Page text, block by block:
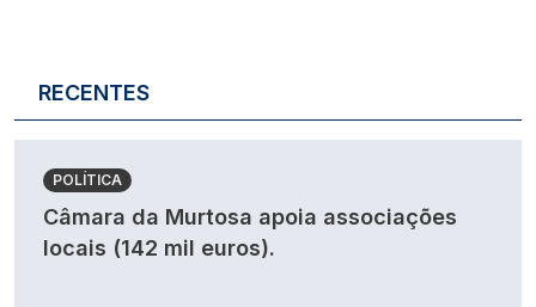
RECENTES
POLÍTICA
Câmara da Murtosa apoia associações
locais (142 mil euros).